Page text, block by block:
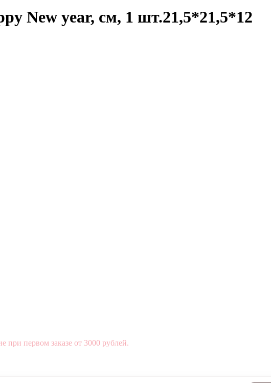
New year, см, 1 шт.21,5*21,5*12
при первом заказе от 3000 рублей.